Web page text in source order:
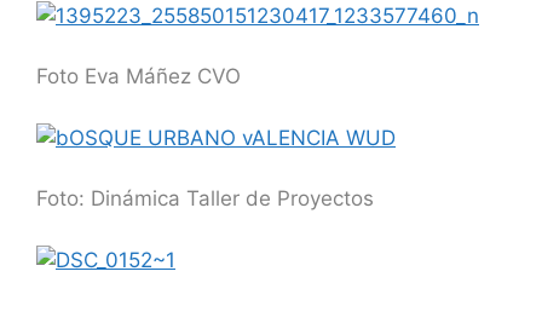
Foto Eva Máñez CVO
Foto: Dinámica Taller de Proyectos